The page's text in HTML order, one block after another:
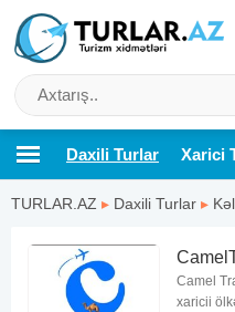
Daxili Turlar Xarici
TURLAR.AZ ▸ Daxili Turlar ▸
Camel
xaricii